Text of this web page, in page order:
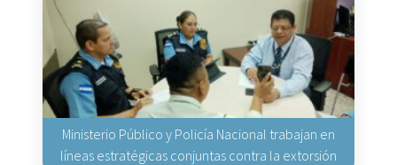
Ministerio Público y Policía Nacional trabajan en
líneas estratégicas conjuntas contra la extorsión